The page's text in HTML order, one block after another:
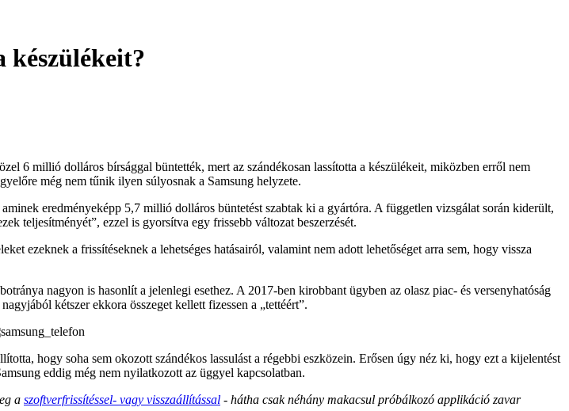
készülékeit?
6 millió dolláros bírsággal büntették, mert az szándékosan lassította a készülékeit, miközben erről nem
még nem tűnik ilyen súlyosnak a Samsung helyzete.
eredményeképp 5,7 millió dolláros büntetést szabtak ki a gyártóra. A független vizsgálat során kiderült,
teljesítményét”, ezzel is gyorsítva egy frissebb változat beszerzését.
ezeknek a frissítéseknek a lehetséges hatásairól, valamint nem adott lehetőséget arra sem, hogy vissza
nagyon is hasonlít a jelenlegi esethez. A 2017-ben kirobbant ügyben az olasz piac- és versenyhatóság
kétszer ekkora összeget kellett fizessen a „tettéért”.
hogy soha sem okozott szándékos lassulást a régebbi eszközein. Erősen úgy néz ki, hogy ezt a kijelentést
eddig még nem nyilatkozott az üggyel kapcsolatban.
a szoftverfrissítéssel- vagy visszaállítással - hátha csak néhány makacsul próbálkozó applikáció zavar